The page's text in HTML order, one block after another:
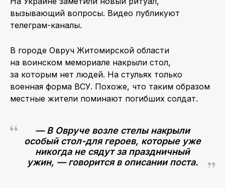
вызывающий вопросы. Видео публикуют
телеграм-каналы.
В городе Овруч Житомирской области
на воинском мемориале накрыли стол,
за которым нет людей. На стульях только
военная форма ВСУ. Похоже, что таким образом
местные жители поминают погибших солдат.
— В Овруче возле стелы накрыли
особый стол-для героев, которые уже
никогда не сядут за праздничный
ужин, — говорится в описании поста.